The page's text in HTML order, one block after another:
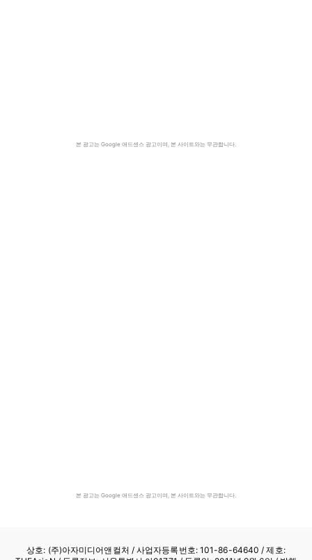
본 광고는 Google 애드센스 광고이며, 본 사이트와는 무관합니다.
본 광고는 Google 애드센스 광고이며, 본 사이트와는 무관합니다.
상호: (주)아자미디어앤컬처 /사업자등록번호: 101-86-64640 / 제호: